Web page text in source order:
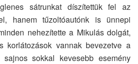
sátrunkat díszítettük fel az
hanem tűzoltóautónk is ünnepi
nehezítette a Mikulás dolgát,
korlátozások vannak bevezetve a
sokkal kevesebb esemény